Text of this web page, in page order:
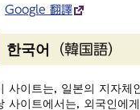
Google 翻譯
한국어（韓国語）
사이트는, 일본의 지자체
사이트에서는, 외국인에